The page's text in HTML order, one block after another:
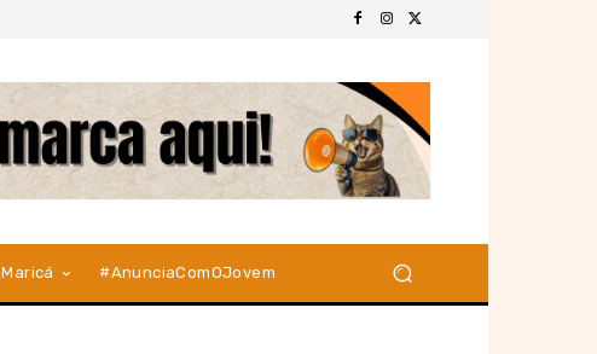
Maricá #AnunciaComOJovem